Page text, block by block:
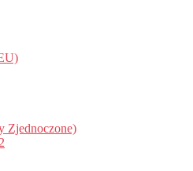
Zjednoczone)